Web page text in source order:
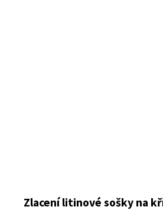
Zlacení litinové sošky na